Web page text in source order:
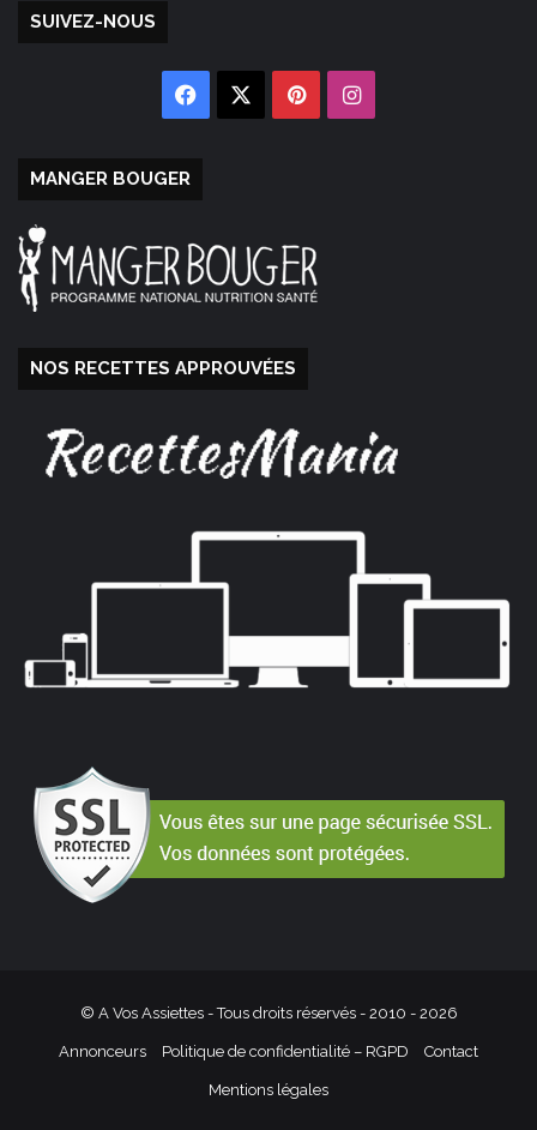
SUIVEZ-NOUS
Facebook PinterestInstagram
MANGER BOUGER
NOS RECETTES APPROUVÉES
© A Vos Assiettes - Tous droits réservés - 2010 - 2026
Annonceurs Politique de confidentialité – RGPD Contact
Mentions légales